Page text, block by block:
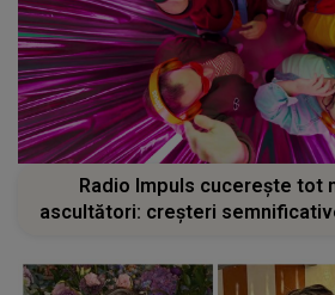
Radio Impuls cucerește tot
ascultători: creșteri